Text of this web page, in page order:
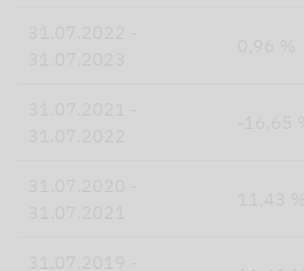
31.07.2022 -
31.07.2023
0,96 %
31.07.2021 -
31.07.2022
-16,65 %
31.07.2020 -
31.07.2021
11,43 %
31.07.2019 -